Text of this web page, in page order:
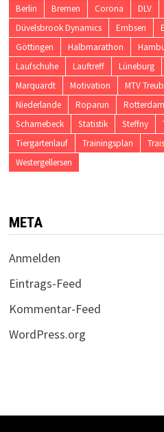
Berlin
Bremen Corona DLV
Düvelsbrook Dynamics
Embsen
Göttingen
Halbmarathon
Laufschuhe
Lauftreff Lüneburg
Marquardt
Motivation MTV
Niederlande
Roparun Rotterdam
Scharnebeck
Statistik Steffny
Tiergartenlauf
Trainingsplan
Westergellersen
META
Anmelden
Eintrags-Feed
Kommentar-Feed
WordPress.org